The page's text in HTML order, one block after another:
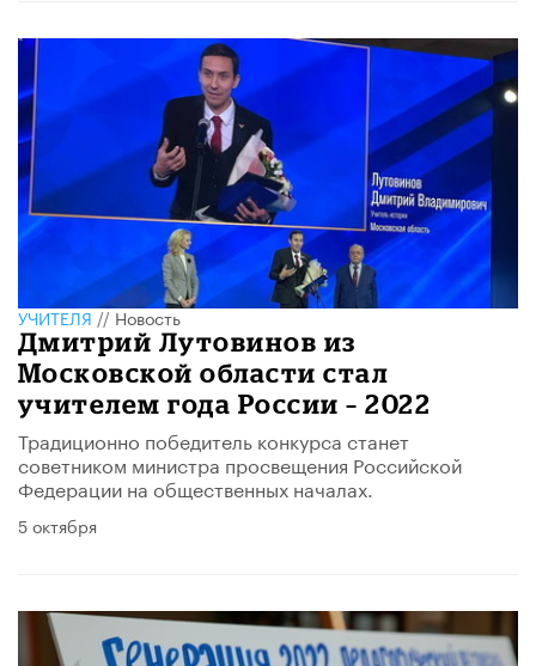
УЧИТЕЛЯ//Новость
Дмитрий Лутовинов из
Московской области стал
учителем года России – 2022
Традиционно победитель конкурса станет
советником министра просвещения Российской
Федерации на общественных началах.
5 октября